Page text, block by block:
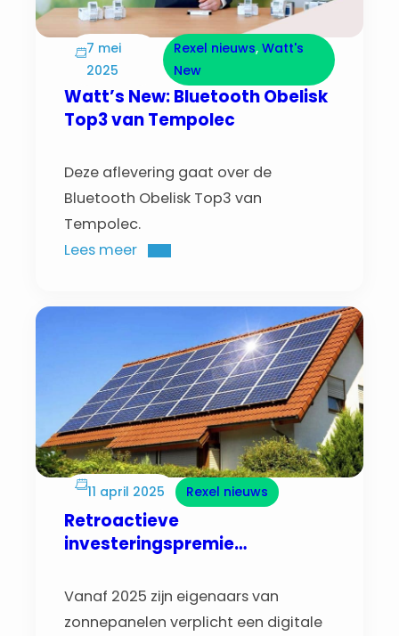
7 mei
2025
Rexel nieuws, Watt's
New
Watt’s New: Bluetooth Obelisk
Top3 van Tempolec
Deze aflevering gaat over de
Bluetooth Obelisk Top3 van
Tempolec.
Lees meer
11 april 2025 Rexel nieuws
Retroactieve
investeringspremie
Vanaf 2025 zijn eigenaars van
zonnepanelen verplicht een digitale